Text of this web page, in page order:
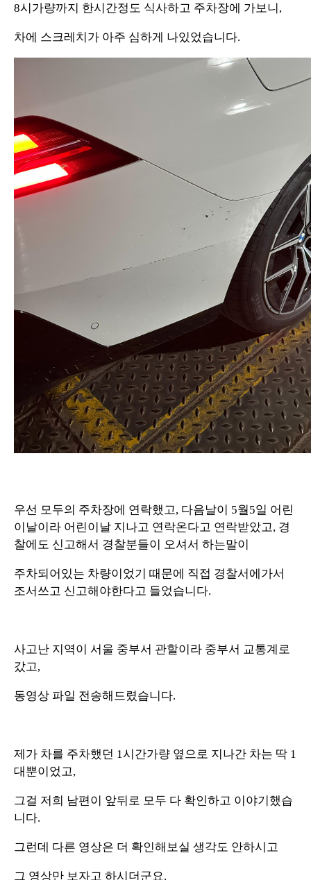
8시가량까지 한시간정도 식사하고 주차장에 가보니,
차에 스크레치가 아주 심하게 나있었습니다.
우선 모두의 주차장에 연락했고, 다음날이 5월5일 어린
이날이라 어린이날 지나고 연락온다고 연락받았고, 경
찰에도 신고해서 경찰분들이 오셔서 하는말이
주차되어있는 차량이었기 때문에 직접 경찰서에가서
조서쓰고 신고해야한다고 들었습니다.
사고난 지역이 서울 중부서 관할이라 중부서 교통계로
갔고,
동영상 파일 전송해드렸습니다.
제가 차를 주차했던 1시간가량 옆으로 지나간 차는 딱 1
대뿐이었고,
그걸 저희 남편이 앞뒤로 모두 다 확인하고 이야기했습
니다.
그런데 다른 영상은 더 확인해보실 생각도 안하시고
그 영상만 보자고 하시더군요.